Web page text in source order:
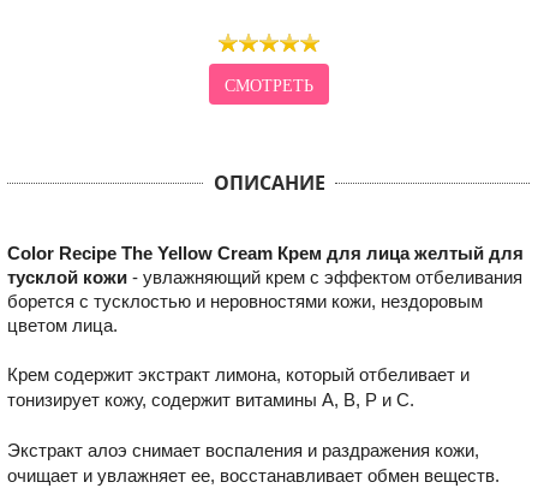
СМОТРЕТЬ
ОПИСАНИЕ
Color Recipe The Yellow Cream Крем для лица желтый для
тусклой кожи - увлажняющий крем с эффектом отбеливания
борется с тусклостью и неровностями кожи, нездоровым
цветом лица.
Крем содержит экстракт лимона, который отбеливает и
тонизирует кожу, содержит витамины А, В, Р и С.
Экстракт алоэ снимает воспаления и раздражения кожи,
очищает и увлажняет ее, восстанавливает обмен веществ.